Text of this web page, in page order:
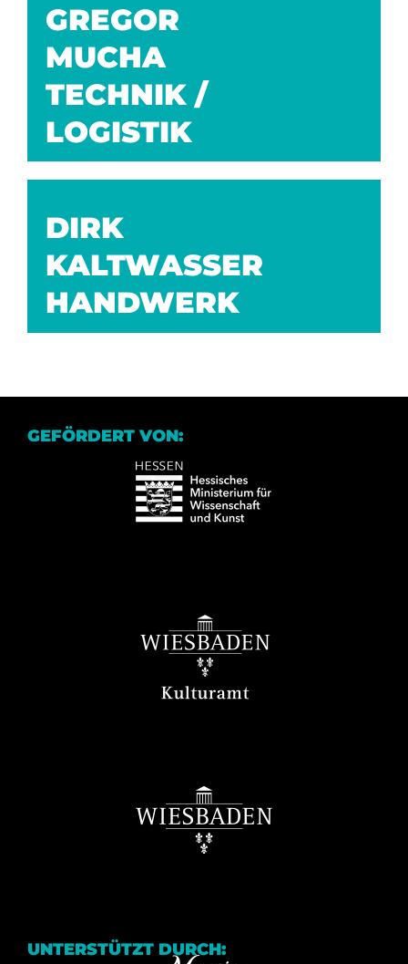
GREGOR
MUCHA
TECHNIK /
LOGISTIK
DIRK
KALTWASSER
HANDWERK
GEFÖRDERT VON:
UNTERSTÜTZT DURCH: